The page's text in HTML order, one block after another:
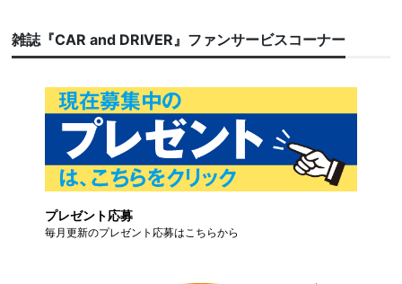
雑誌『CAR and DRIVER』ファンサービスコーナー
プレゼント応募
毎月更新のプレゼント応募はこちらから